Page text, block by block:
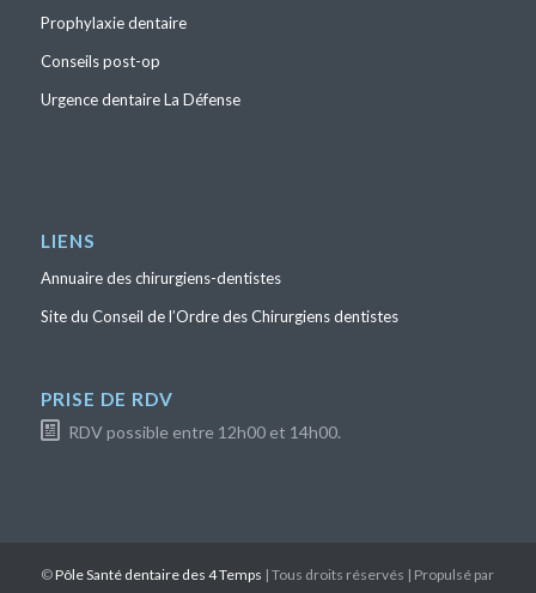
Prophylaxie dentaire
Conseils post-op
Urgence dentaire La Défense
LIENS
Annuaire des chirurgiens-dentistes
Site du Conseil de l’Ordre des Chirurgiens dentistes
PRISE DE RDV
RDV possible entre 12h00 et 14h00.
©Pôle Santé dentaire des 4 Temps | Tous droits réservés | Propulsé par